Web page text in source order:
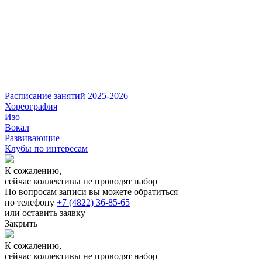
Расписание занятий 2025-2026
Хореография
Изо
Вокал
Развивающие
Клубы по интересам
К сожалению,
сейчас коллективы не проводят набор
По вопросам записи вы можете обратиться
по телефону +7 (4822) 36-85-65
или оставить заявку
Закрыть
К сожалению,
сейчас коллективы не проводят набор